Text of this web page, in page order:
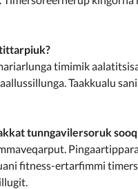
timimik
Taakkualu
tunngavilersoruk
fitness-ertarfimmi